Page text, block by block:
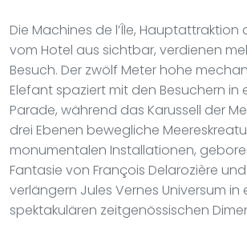
Die Machines de l’Île, Hauptattraktion
vom Hotel aus sichtbar, verdienen
Besuch. Der zwölf Meter hohe
Elefant spaziert mit den Besuchern in
Parade, während das Karussell der
drei Ebenen bewegliche
monumentalen Installationen,
Fantasie von François Delarozière
verlängern Jules Vernes Universum in
spektakulären zeitgenössischen